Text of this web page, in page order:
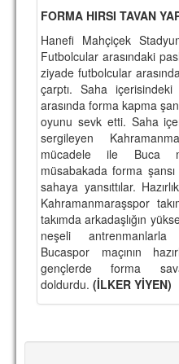
TARİHİ BAŞARILAR
BASINDAN
KUPA MAÇLARI
ESKi BAŞKANLAR
ESKİ HOCALAR
HAKKIMIZDA
MİSYON
HAKKIMIZDA
İRTİBAT
SİTE İSTATİSTİKLERİ
FORMA HIRSI TAVAN
Hanefi Mahçiçek
Futbolcular arasındaki
ziyade futbolcular
çarptı. Saha
arasında forma kapma
oyunu sevk etti. Saha
sergileyen
mücadele ile Buca
müsabakada forma şansı
sahaya yansıttılar.
Kahramanmaraşspor
takımda arkadaşlığın
neşeli antrenmanlarla
Bucaspor maçının
gençlerde forma
doldurdu. (İLKER YİYEN)